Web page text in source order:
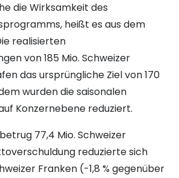
die Wirksamkeit des
heißt es aus dem
realisierten
von 185 Mio. Schweizer
das ursprüngliche Ziel von 170
wurden die saisonalen
Konzernebene reduziert.
77,4 Mio. Schweizer
reduzierte sich
Franken (-1,8 % gegenüber